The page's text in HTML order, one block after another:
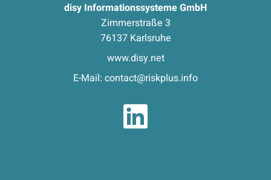
disy Informationssysteme GmbH
Zimmerstraße 3
76137 Karlsruhe
www.disy.net
E-Mail: contact@riskplus.info